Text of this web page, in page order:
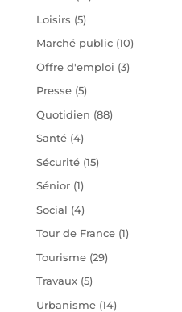
Loisirs (5)
Marché public(10)
Offre d'emploi (3)
Presse(5)
Quotidien (88)
Santé(4)
Sécurité(15)
Sénior(1)
Social (4)
Tour de France(1)
Tourisme(29)
Travaux(5)
Urbanisme(14)